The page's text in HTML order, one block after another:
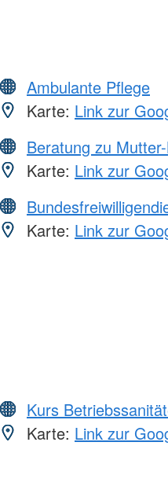
Ambulante Pflege
Karte: Link zur
Beratung zu
Karte: Link zur
Karte: Link zur
Kurs
Karte: Link zur